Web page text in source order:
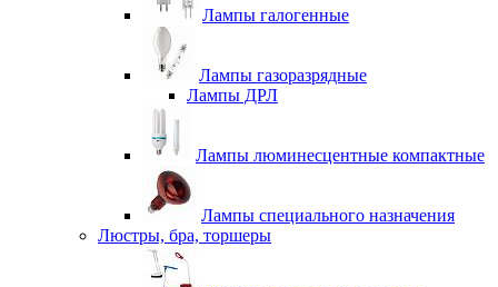
Лампы галогенные
Лампы газоразрядные
Лампы ДРЛ
Лампы люминесцентные компактные
Лампы специального назначения
Люстры, бра, торшеры